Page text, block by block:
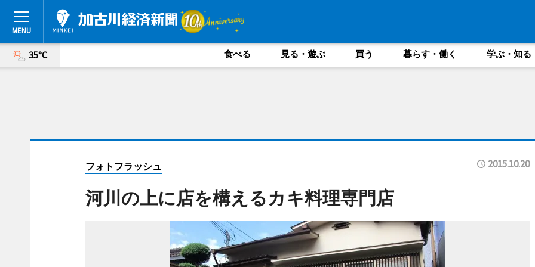
35°C 食べる 見る・遊ぶ 買う 暮らす・働く 学ぶ・知る
フォトフラッシュ 2015.10.20
河川の上に店を構えるカキ料理専門店